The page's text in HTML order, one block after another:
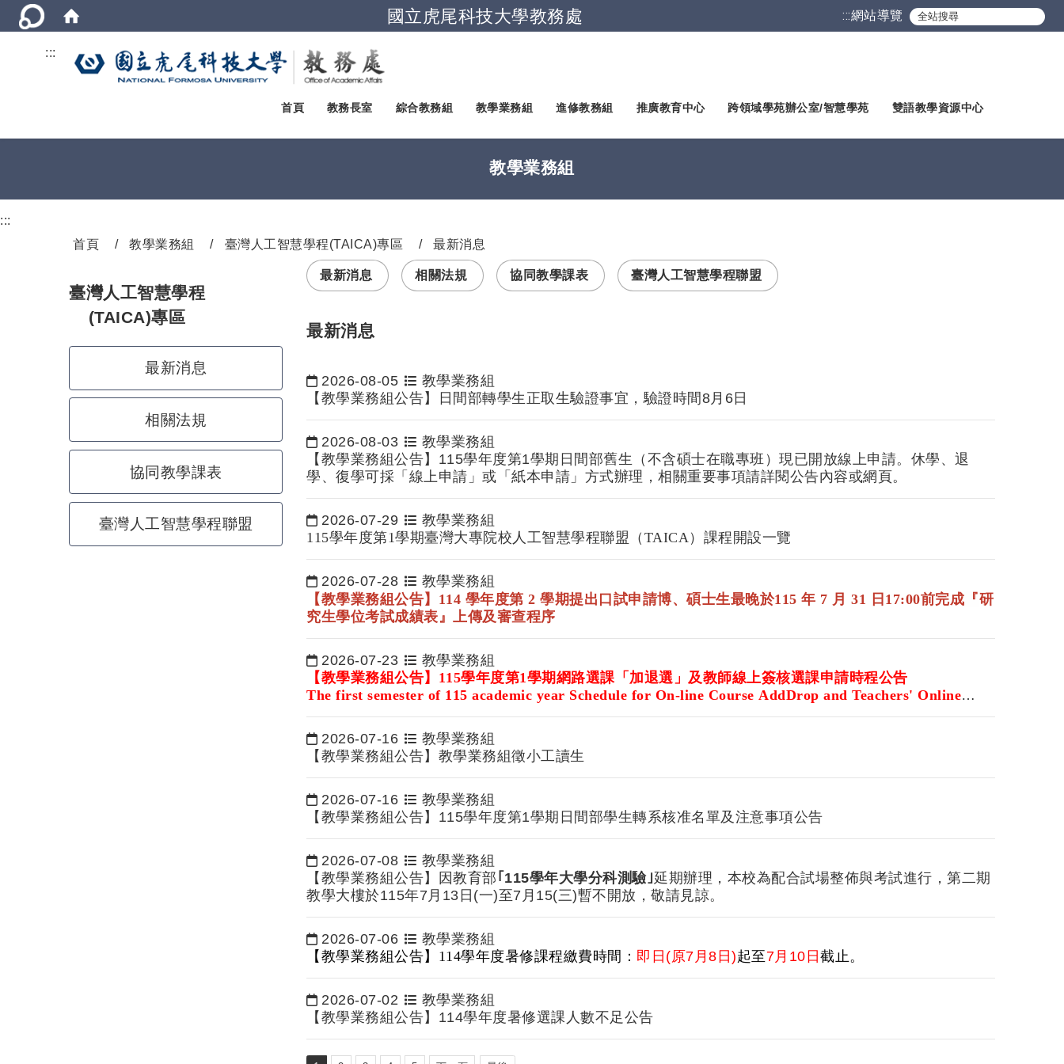
國立虎尾科技大學教務處 :::網站導覽
:::
首頁 教務長室 綜合教務組 教學業務組 進修教務組 推廣教育中心 跨領域學苑辦公室/智慧學苑 雙語教學資源中心
教學業務組
:::
首頁
教學業務組 臺灣人工智慧學程(TAICA)專區 最新消息
臺灣人工智慧學程
(TAICA)專區
最新消息
相關法規
協同教學課表
臺灣人工智慧學程聯盟
最新消息 相關法規 協同教學課表 臺灣人工智慧學程聯盟
最新消息
日期：
2026-08-05
教學業務組
【教學業務組公告】日間部轉學生正取生驗證事宜，驗證時間8月6日
日期：
2026-08-03
教學業務組
【教學業務組公告】115學年度第1學期日間部舊生（不含碩士在職專班）現已開放線上申請。休學、退
學、復學可採「線上申請」或「紙本申請」方式辦理，相關重要事項請詳閱公告內容或網頁。
日期：
2026-07-29
教學業務組
115學年度第1學期臺灣大專院校人工智慧學程聯盟（TAICA）課程開設一覽
日期：
2026-07-28
教學業務組
【教學業務組公告】 114 學年度第 2 學期提出口試申請博、碩士生最晚於115 年 7 月 31 日17:00前完成 『研
究生學位考試成績表』上傳及審查程序
日期：
2026-07-23
教學業務組
【教學業務組公告】115學年度第1學期網路選課「加退選」及教師線上簽核選課申請時程公告
The first semester of 115 academic year Schedule for On-line Course AddDrop and Teachers' Online
日期：
2026-07-16
教學業務組
【教學業務組公告】教學業務組徵小工讀生
日期：
2026-07-16
教學業務組
【教學業務組公告】115學年度第1學期日間部學生轉系核准名單及注意事項公告
日期：
2026-07-08
教學業務組
【教學業務組公告】因教育部 ｢115學年大學分科測驗｣延期辦理，本校為配合試場整佈與考試進行，第二期
教學大樓於115年7月13日(一)至7月15(三)暫不開放，敬請見諒。
日期：
2026-07-06
教學業務組
【教學業務組公告】114學年度暑修課程繳費時間： 即日(原7月8日)起至7月10日截止。
日期：
2026-07-02
教學業務組
【教學業務組公告】114學年度暑修選課人數不足公告